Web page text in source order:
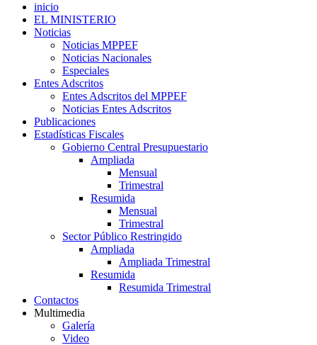
inicio
EL MINISTERIO
Noticias
Noticias MPPEF
Noticias Nacionales
Especiales
Entes Adscritos
Entes Adscritos del MPPEF
Noticias Entes Adscritos
Publicaciones
Estadísticas Fiscales
Gobierno Central Presupuestario
Ampliada
Mensual
Trimestral
Resumida
Mensual
Trimestral
Sector Público Restringido
Ampliada
Ampliada Trimestral
Resumida
Resumida Trimestral
Contactos
Multimedia
Galería
Video